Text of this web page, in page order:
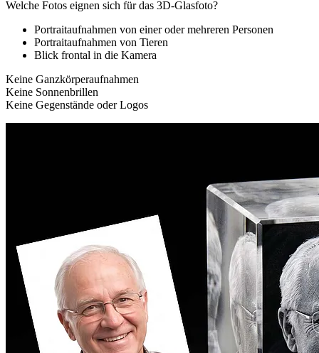
Welche Fotos eignen sich für das 3D-Glasfoto?
Portraitaufnahmen von einer oder mehreren Personen
Portraitaufnahmen von Tieren
Blick frontal in die Kamera
Keine Ganzkörperaufnahmen
Keine Sonnenbrillen
Keine Gegenstände oder Logos